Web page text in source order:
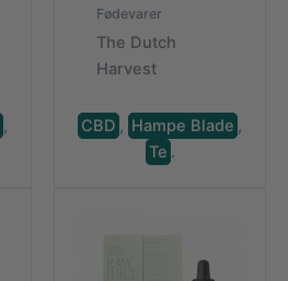
,
Fødevarer
The Dutch
Harvest
CBD , Hampe Blade ,
Te .